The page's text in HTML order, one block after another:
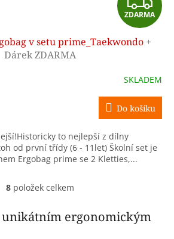
D
R
M
A
ZDARMA
v setu prime_Taekwondo +
Dárek ZDARMA
SKLADEM
Do košíku
to nejlepší z dílny
od první třídy (6 - 11let) Školní set je
Ergobag prime se 2 Kletties,...
O
l
á
8 položek celkem
unikátním ergonomickým